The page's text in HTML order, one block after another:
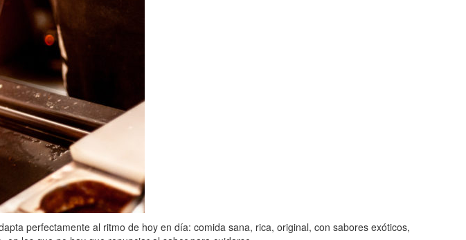
perfectamente al ritmo de hoy en día: comida sana, rica, original, con sabores exóticos,